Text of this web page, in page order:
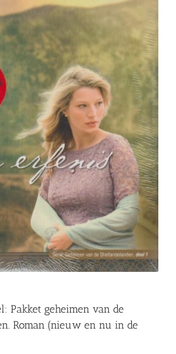
Pakket geheimen van de
Roman (nieuw en nu in de